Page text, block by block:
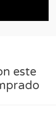
este